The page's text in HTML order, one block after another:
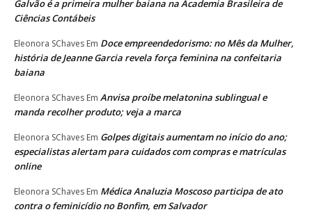
Galvão é a primeira mulher baiana na Academia Brasileira de
Ciências Contábeis
Eleonora SChaves Em Doce empreendedorismo: no Mês da Mulher,
história de Jeanne Garcia revela força feminina na confeitaria
baiana
Eleonora SChaves Em Anvisa proíbe melatonina sublingual e
manda recolher produto; veja a marca
Eleonora SChaves Em Golpes digitais aumentam no início do ano;
especialistas alertam para cuidados com compras e matrículas
online
Eleonora SChaves Em Médica Analuzia Moscoso participa de ato
contra o feminicídio no Bonfim, em Salvador